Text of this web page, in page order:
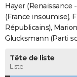
S'inscrire
Se connecter
Lycées
Collèges
Primaires
Universités
Entreprises
Service militaire
Avis de recherche
AVIS DE DÉCÈS
FORUM
Hayer (Renaissance
(France insoumise),
Républicains),
Glucksmann (Parti
Tête de liste
Liste